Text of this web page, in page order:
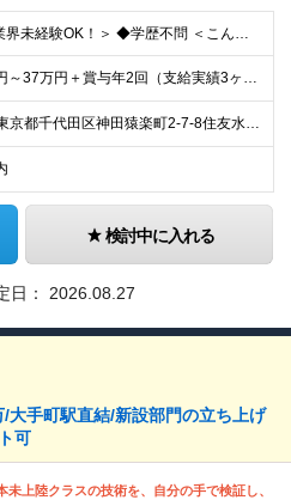
＜職種・業界未経験OK！＞ ◆学歴不問 ＜こんな方は、ぜひご応募ください！＞ □社会に影響を与えるスケールの大きな仕事に挑戦したい □人と話しながら、物事を前に進めることが好き □専門知識を身につけ
月給32万円～37万円＋賞与年2回（支給実績3ヶ月分） ※経験・年齢・能力を考慮の上、当社規定により決定します。 ※上記月給には固定残業代(45時間分／70,234円～)
【本社】 東京都千代田区神田猿楽町2-7-8住友水道橋ビル3F ※当面の間、転勤はありません ※変更の範囲：上記を除く当社関連勤務地
検討中に入れる
日： 2026.08.27
大手町駅直結/新設部門の立ち上げ
可
未上陸クラスの技術を、自分の手で検証し、